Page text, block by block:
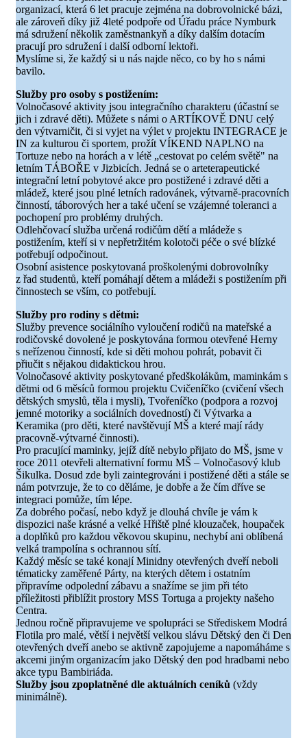
organizací, která 6 let pracuje zejména na dobrovolnické bázi,
ale zároveň díky již 4leté podpoře od Úřadu práce Nymburk
má sdružení několik zaměstnankyň a díky dalším dotacím
pracují pro sdružení i další odborní lektoři.
Myslíme si, že každý si u nás najde něco, co by ho s námi
bavilo.
Služby pro osoby s postižením:
Volnočasové aktivity jsou integračního charakteru (účastní se
jich i zdravé děti). Můžete s námi o ARTÍKOVĚ DNU celý
den výtvarničit, či si vyjet na výlet v projektu INTEGRACE je
IN za kulturou či sportem, prožít VÍKEND NAPLNO na
Tortuze nebo na horách a v létě „cestovat po celém světě" na
letním TÁBOŘE v Jizbicích. Jedná se o arteterapeutické
integrační letní pobytové akce pro postižené i zdravé děti a
mládež, které jsou plné letních radovánek, výtvarně-pracovních
činností, táborových her a také učení se vzájemné toleranci a
pochopení pro problémy druhých.
Odlehčovací služba určená rodičům dětí a mládeže s
postižením, kteří si v nepřetržitém kolotoči péče o své blízké
potřebují odpočinout.
Osobní asistence poskytovaná proškolenými dobrovolníky
z řad studentů, kteří pomáhají dětem a mládeži s postižením při
činnostech se vším, co potřebují.
Služby pro rodiny s dětmi:
Služby prevence sociálního vyloučení rodičů na mateřské a
rodičovské dovolené je poskytována formou otevřené Herny
s neřízenou činností, kde si děti mohou pohrát, pobavit či
přiučit s nějakou didaktickou hrou.
Volnočasové aktivity poskytované předškolákům, maminkám s
dětmi od 6 měsíců formou projektu Cvičeníčko (cvičení všech
dětských smyslů, těla i mysli), Tvořeníčko (podpora a rozvoj
jemné motoriky a sociálních dovedností) či Výtvarka a
Keramika (pro děti, které navštěvují MŠ a které mají rády
pracovně-výtvarné činnosti).
Pro pracující maminky, jejíž dítě nebylo přijato do MŠ, jsme v
roce 2011 otevřeli alternativní formu MŠ – Volnočasový klub
Šikulka. Dosud zde byli zaintegrováni i postižené děti a stále se
nám potvrzuje, že to co děláme, je dobře a že čím dříve se
integraci pomůže, tím lépe.
Za dobrého počasí, nebo když je dlouhá chvíle je vám k
dispozici naše krásné a velké Hřiště plné klouzaček, houpaček
a doplňků pro každou věkovou skupinu, nechybí ani oblíbená
velká trampolína s ochrannou sítí.
Každý měsíc se také konají Minidny otevřených dveří neboli
tématicky zaměřené Párty, na kterých dětem i ostatním
připravíme odpolední zábavu a snažíme se jim při této
příležitosti přiblížit prostory MSS Tortuga a projekty našeho
Centra.
Jednou ročně připravujeme ve spolupráci se Střediskem Modrá
Flotila pro malé, větší i největší velkou slávu Dětský den či Den
otevřených dveří anebo se aktivně zapojujeme a napomáháme s
akcemi jiným organizacím jako Dětský den pod hradbami nebo
akce typu Bambiriáda.
Služby jsou zpoplatněné dle aktuálních ceníků (vždy
minimálně).